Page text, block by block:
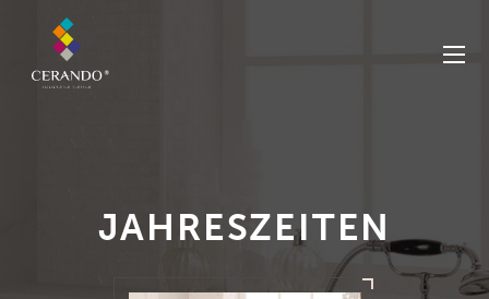
JAHRESZEITEN